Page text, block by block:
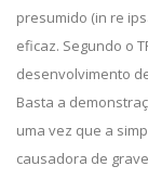
presumido (in re
eficaz. Segundo o
desenvolvimento
Basta a
uma vez que a
causadora de